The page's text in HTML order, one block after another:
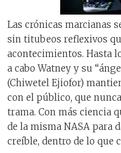
Las crónicas marcianas
sin titubeos reflexivos
acontecimientos. Hasta
a cabo Watney y su
(Chiwetel Ejiofor)
con el público, que
trama. Con más ciencia
de la misma NASA para
creíble, dentro de lo que